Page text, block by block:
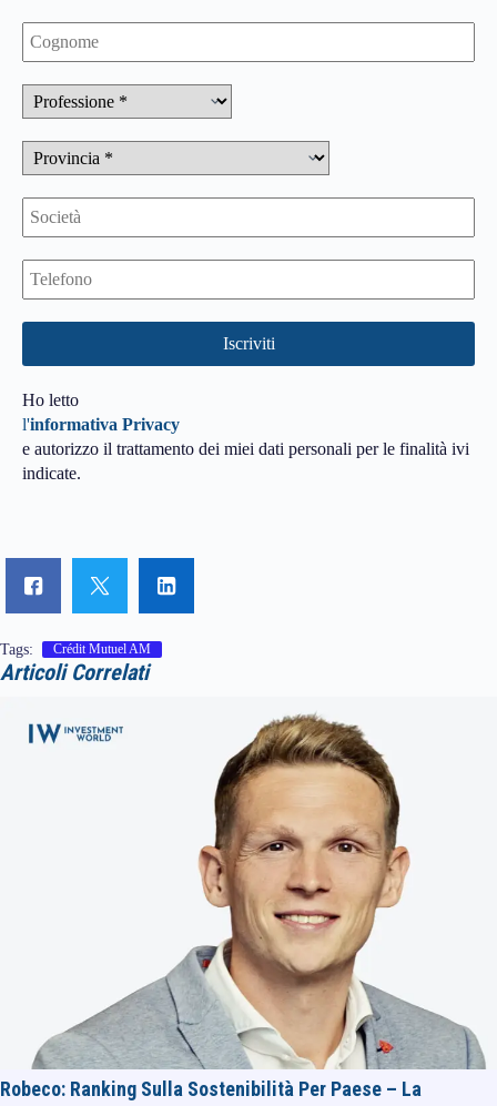
Ho letto
l'informativa Privacy
e autorizzo il trattamento dei miei dati personali per le finalità ivi
indicate.
Tags: Crédit Mutuel AM
Articoli Correlati
Robeco: Ranking Sulla Sostenibilità Per Paese – La